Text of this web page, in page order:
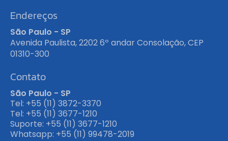
Endereços
São Paulo - SP
Avenida Paulista, 2202 6º andar Consolação, CEP
01310-300
Contato
São Paulo - SP
Tel: +55 (11) 3872-3370
Tel: +55 (11) 3677-1210
Suporte: +55 (11) 3677-1210
Whatsapp: +55 (11) 99478-2019